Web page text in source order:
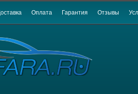
Оплата Гарантия Отзывы